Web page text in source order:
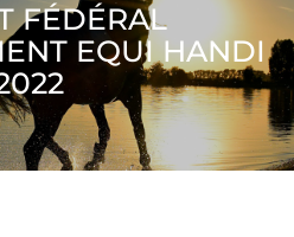
FÉDÉRAL
EQUI HANDI